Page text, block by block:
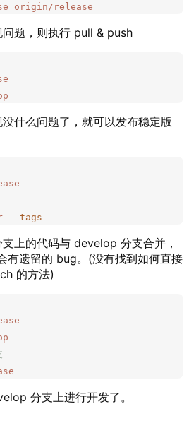
origin/release
题，则执行 pull & push
什么问题了，就可以发布稳定版
--tags
上的代码与 develop 分支合并，
有遗留的 bug。(没有找到如何直接
的方法)
分支上进行开发了。